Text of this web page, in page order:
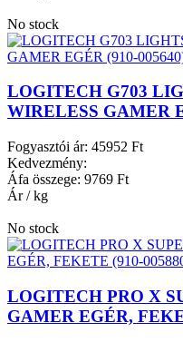
No stock
LOGITECH G703
WIRELESS GAMER
Fogyasztói ár: 45952 Ft
Kedvezmény:
Áfa összege: 9769 Ft
Ár / kg
No stock
LOGITECH PRO X
GAMER EGÉR,